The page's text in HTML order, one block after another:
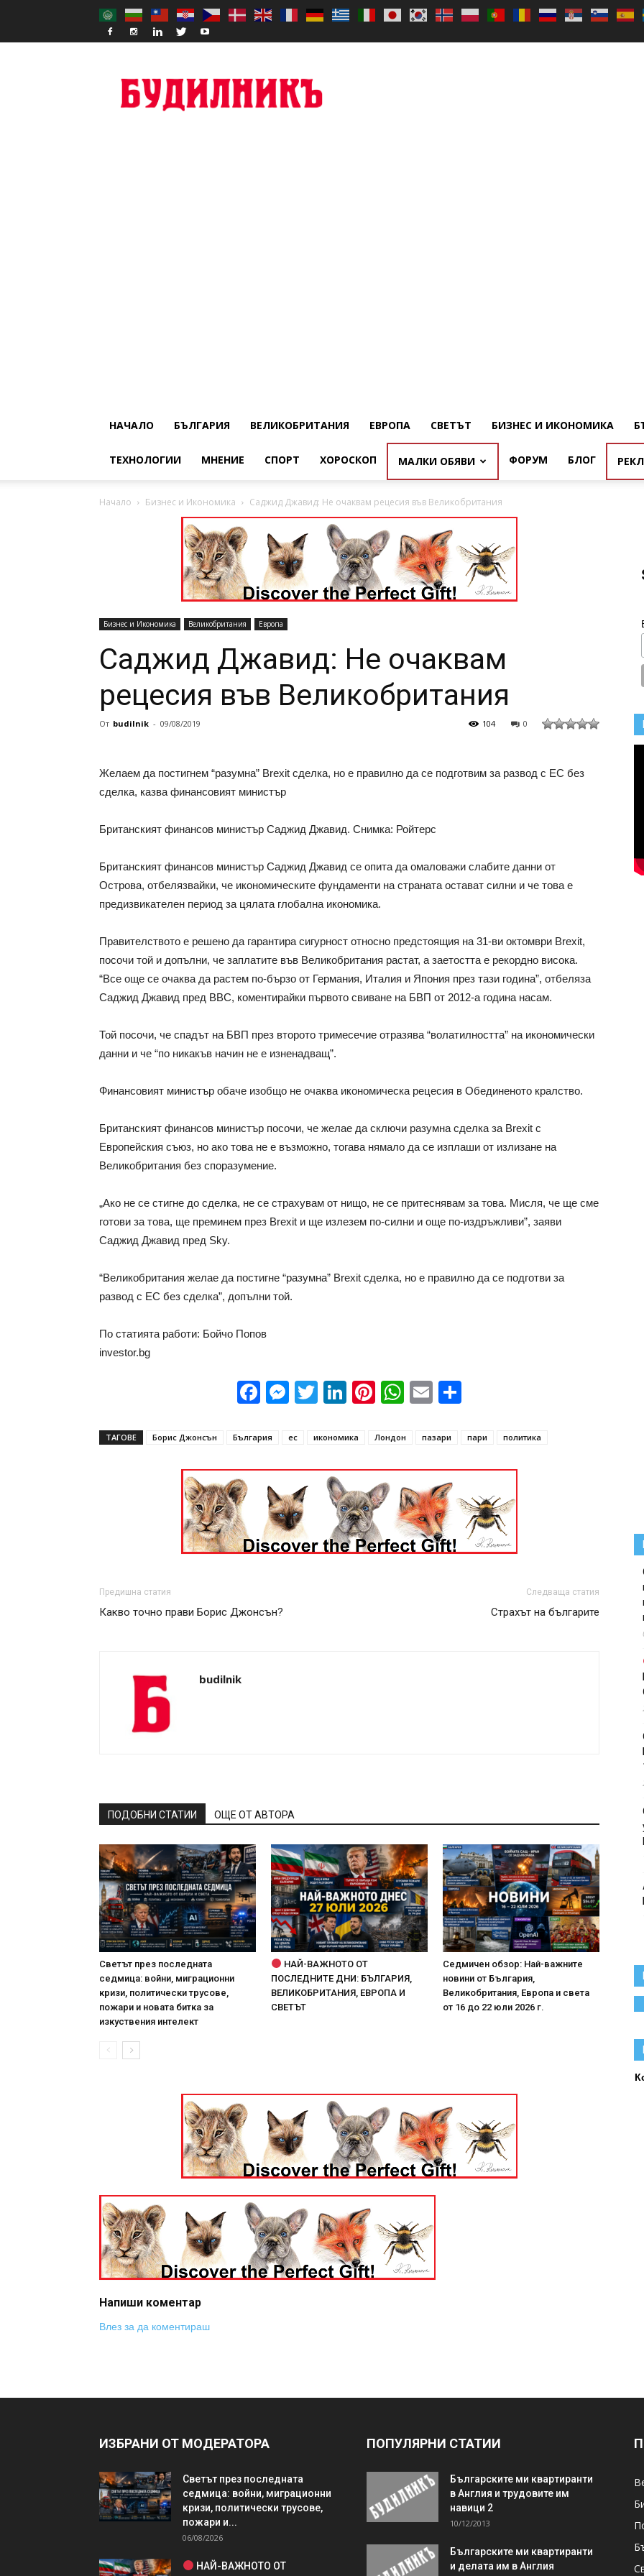
НАЧАЛО БЪЛГАРИЯ ВЕЛИКОБРИТАНИЯ ЕВРОПА СВЕТЪТ БИЗНЕС И ИКОНОМИКА
ТЕХНОЛОГИИ МНЕНИЕ СПОРТ ХОРОСКОП МАЛКИ ОБЯВИ ФОРУМ БЛОГ
Начало Бизнес и Икономика Саджид Джавид: Не очаквам рецесия във Великобритания
Бизнес и Икономика Великобритания Европа
Саджид Джавид: Не очаквам
рецесия във Великобритания
От budilnik - 09/08/2019 0
104
Желаем да постигнем “разумна” Brexit сделка, но е правилно да се подготвим за развод с ЕС без
сделка, казва финансовият министър
Британският финансов министър Саджид Джавид. Снимка: Ройтерс
Британският финансов министър Саджид Джавид се опита да омаловажи слабите данни от
Острова, отбелязвайки, че икономическите фундаменти на страната остават силни и че това е
предизвикателен период за цялата глобална икономика.
Правителството е решено да гарантира сигурност относно предстоящия на 31-ви октомври Brexit,
посочи той и допълни, че заплатите във Великобритания растат, а заетостта е рекордно висока.
“Все още се очаква да растем по-бързо от Германия, Италия и Япония през тази година”, отбеляза
Саджид Джавид пред BBC, коментирайки първото свиване на БВП от 2012-а година насам.
Той посочи, че спадът на БВП през второто тримесечие отразява “волатилността” на икономически
данни и че “по никакъв начин не е изненадващ”.
Финансовият министър обаче изобщо не очаква икономическа рецесия в Обединеното кралство.
Британският финансов министър посочи, че желае да сключи разумна сделка за Brexit с
Европейския съюз, но ако това не е възможно, тогава нямало да се изплаши от излизане на
Великобритания без споразумение.
„Ако не се стигне до сделка, не се страхувам от нищо, не се притеснявам за това. Мисля, че ще сме
готови за това, ще преминем през Brexit и ще излезем по-силни и още по-издръжливи”, заяви
Саджид Джавид пред Sky.
“Великобритания желае да постигне “разумна” Brexit сделка, но е правилно да се подготви за
развод с ЕС без сделка”, допълни той.
По статията работи: Бойчо Попов
investor.bg
Facebook
Messenger
Twitter
LinkedIn
Pinterest
WhatsApp
Email
ТАГОВЕ Борис Джонсън България ес икономика Лондон пазари пари политика
Предишна статия
Какво точно прави Борис Джонсън?
Следваща статия
Страхът на българите
budilnik
ПОДОБНИ СТАТИИ ОЩЕ ОТ АВТОРА
Светът през последната
седмица: войни, миграционни
кризи, политически трусове,
пожари и новата битка за
изкуствения интелект
НАЙ-ВАЖНОТО ОТ
ПОСЛЕДНИТЕ ДНИ: БЪЛГАРИЯ,
ВЕЛИКОБРИТАНИЯ, ЕВРОПА И
СВЕТЪТ
Седмичен обзор: Най-важните
новини от България,
Великобритания, Европа и света
от 16 до 22 юли 2026 г.
Напиши коментар
Влез за да коментираш
ИЗБРАНИ ОТ МОДЕРАТОРА
Светът през последната
седмица: войни, миграционни
кризи, политически трусове,
пожари и...
06/08/2026
НАЙ-ВАЖНОТО ОТ
ПОПУЛЯРНИ СТАТИИ
Българските ми квартиранти
в Англия и трудовите им
навици 2
10/12/2013
Българските ми квартиранти
и делата им в Англия